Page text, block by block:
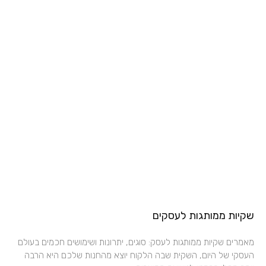
שקיות ממותגות לעסקים
מאמרים שקיות ממותגות לעסק: סוגים, יתרונות ושימושים חכמים בעולם
העסקי של היום, השקית שבה הלקוח יוצא מהחנות שלכם היא הרבה